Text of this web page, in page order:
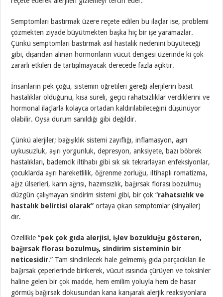
Semptomları bastırmak üzere reçete edilen bu ilaçlar ise, problemi
çözmekten ziyade büyütmekten başka hiç bir işe yaramazlar.
Çünkü semptomları bastırmak asıl hastalık nedenini büyüteceği
gibi, dışarıdan alınan hormonların vücut dengesi üzerinde ki çok
zararlı etkileri de tartışılmayacak derecede fazla açıktır.
İnsanların pek çoğu, sistemin öğretileri gereği alerjilerin basit
hastalıklar olduğunu, kısa süreli, geçici rahatsızlıklar verdiklerini ve
hormonal ilaçlarla kolayca ortadan kaldırılabileceğini düşünüyor
olabilir. Oysa durum sanıldığı gibi değildir.
Çünkü alerjiler; bağışıklık sistemi zayıflığı, inflamasyon, aşırı
uykusuzluk, aşırı yorgunluk, depresyon, anksiyete, bazı böbrek
hastalıkları, bademcik iltihabı gibi sık sık tekrarlayan enfeksiyonlar,
çocuklarda aşırı hareketlilik, öğrenme zorluğu, iltihaplı romatizma,
ağız ülserleri, karın ağrısı, hazımsızlık, bağırsak florası bozulmuş
düzgün çalışmayan sindirim sistemi gibi, bir çok “rahatsızlık ve
hastalık belirtisi olarak”ortaya çıkan semptomlar (sinyaller)
dır.
Özellikle “pek çok gıda alerjisi, işlev bozukluğu gösteren,
bağırsak florası bozulmuş, sindirim sisteminin bir
neticesidir.” Tam sindirilecek hale gelmemiş gıda parçacıkları ile
bağırsak çeperlerinde birikerek, vücut ısısında çürüyen ve toksinler
haline gelen bir çok madde, hem emilim yoluyla hem de hasar
görmüş bağırsak dokusundan kana karışarak alerjik reaksiyonlara